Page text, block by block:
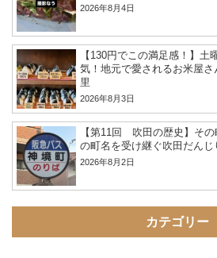
2026年8月4日
【130円でこの満足感！】土
気！地元で愛されるお米屋
里
2026年8月3日
【第11回 吹田の歴史】そ
の町名を受け継ぐ吹田だんじ
2026年8月2日
カテゴリー